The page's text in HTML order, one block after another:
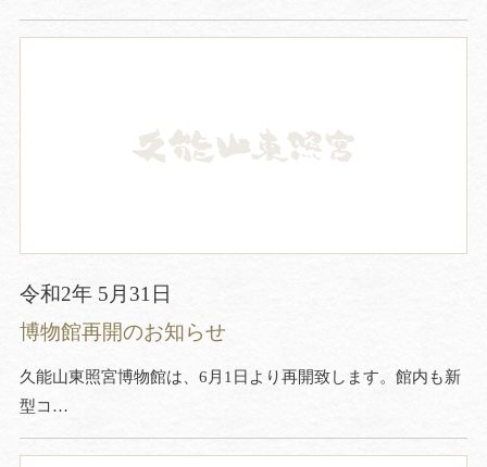
令和2年 5月31日
博物館再開のお知らせ
久能山東照宮博物館は、6月1日より再開致します。館内も新
型コ…